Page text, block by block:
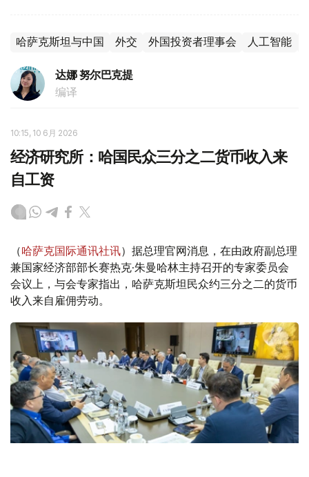
哈萨克斯坦与中国 外交 外国投资者理事会 人工智能
达娜 努尔巴克提
编译
10:15, 10 6月 2026
经济研究所：哈国民众三分之二货币收入来
自工资
（哈萨克国际通讯社讯）据总理官网消息，在由政府副总理
兼国家经济部部长赛热克·朱曼哈林主持召开的专家委员会
会议上，与会专家指出，哈萨克斯坦民众约三分之二的货币
收入来自雇佣劳动。